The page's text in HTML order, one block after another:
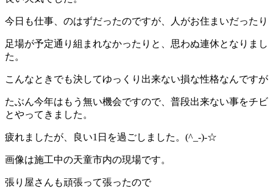
今日も仕事、のはずだったのですが、人がお住まいだったり
足場が予定通り組まれなかったりと、思わぬ連休となりまし
た。
こんなときでも決してゆっくり出来ない損な性格なんですが
たぶん今年はもう無い機会ですので、普段出来ない事をチビ
とやってきました。
疲れましたが、良い1日を過ごしました。(^_-)-☆
画像は施工中の天童市内の現場です。
張り屋さんも頑張って張ったので